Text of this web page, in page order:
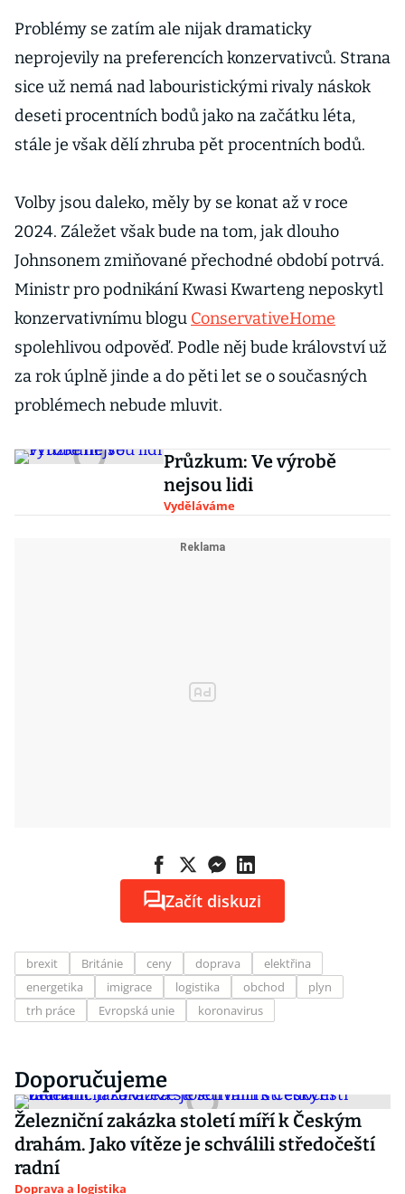
Problémy se zatím ale nijak dramaticky
neprojevily na preferencích konzervativců. Strana
sice už nemá nad labouristickými rivaly náskok
deseti procentních bodů jako na začátku léta,
stále je však dělí zhruba pět procentních bodů.
Volby jsou daleko, měly by se konat až v roce
2024. Záležet však bude na tom, jak dlouho
Johnsonem zmiňované přechodné období potrvá.
Ministr pro podnikání Kwasi Kwarteng neposkytl
konzervativnímu blogu ConservativeHome
spolehlivou odpověď. Podle něj bude království už
za rok úplně jinde a do pěti let se o současných
problémech nebude mluvit.
Průzkum: Ve výrobě
nejsou lidi
Vyděláváme
Začít diskuzi
brexit Británie ceny doprava
elektřina
energetika
imigrace logistika obchod
plyn
trh práce
Evropská unie koronavirus
Doporučujeme
Železniční zakázka století míří k Českým
drahám. Jako vítěze je schválili středočeští
radní
Doprava a logistika